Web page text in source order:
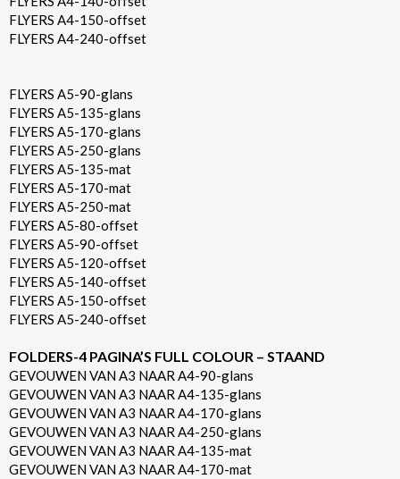
FLYERS A4-150-offset
FLYERS A4-240-offset
FLYERS A5-90-glans
FLYERS A5-135-glans
FLYERS A5-170-glans
FLYERS A5-250-glans
FLYERS A5-135-mat
FLYERS A5-170-mat
FLYERS A5-250-mat
FLYERS A5-80-offset
FLYERS A5-90-offset
FLYERS A5-120-offset
FLYERS A5-140-offset
FLYERS A5-150-offset
FLYERS A5-240-offset
FOLDERS-4 PAGINA’S FULL COLOUR – STAAND
GEVOUWEN VAN A3 NAAR A4-90-glans
GEVOUWEN VAN A3 NAAR A4-135-glans
GEVOUWEN VAN A3 NAAR A4-170-glans
GEVOUWEN VAN A3 NAAR A4-250-glans
GEVOUWEN VAN A3 NAAR A4-135-mat
GEVOUWEN VAN A3 NAAR A4-170-mat